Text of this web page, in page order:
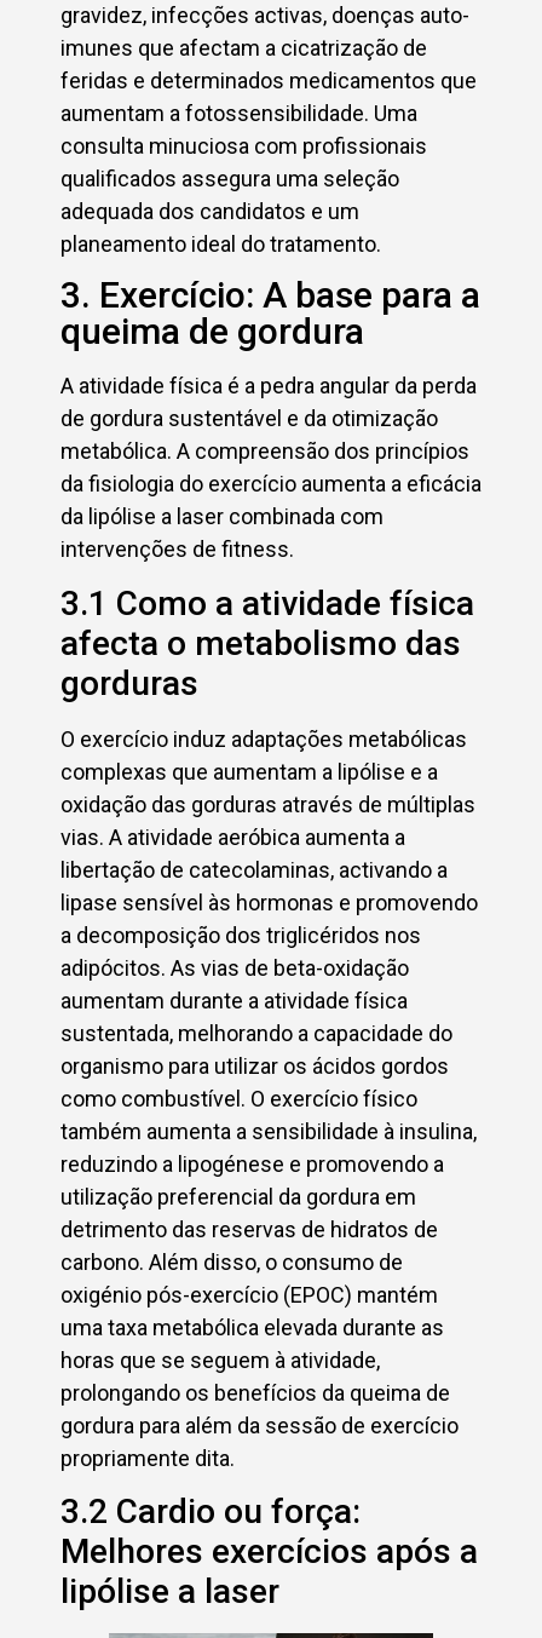
gravidez, infecções activas, doenças auto-
imunes que afectam a cicatrização de
feridas e determinados medicamentos que
aumentam a fotossensibilidade. Uma
consulta minuciosa com profissionais
qualificados assegura uma seleção
adequada dos candidatos e um
planeamento ideal do tratamento.
3. Exercício: A base para a
queima de gordura
A atividade física é a pedra angular da perda
de gordura sustentável e da otimização
metabólica. A compreensão dos princípios
da fisiologia do exercício aumenta a eficácia
da lipólise a laser combinada com
intervenções de fitness.
3.1 Como a atividade física
afecta o metabolismo das
gorduras
O exercício induz adaptações metabólicas
complexas que aumentam a lipólise e a
oxidação das gorduras através de múltiplas
vias. A atividade aeróbica aumenta a
libertação de catecolaminas, activando a
lipase sensível às hormonas e promovendo
a decomposição dos triglicéridos nos
adipócitos. As vias de beta-oxidação
aumentam durante a atividade física
sustentada, melhorando a capacidade do
organismo para utilizar os ácidos gordos
como combustível. O exercício físico
também aumenta a sensibilidade à insulina,
reduzindo a lipogénese e promovendo a
utilização preferencial da gordura em
detrimento das reservas de hidratos de
carbono. Além disso, o consumo de
oxigénio pós-exercício (EPOC) mantém
uma taxa metabólica elevada durante as
horas que se seguem à atividade,
prolongando os benefícios da queima de
gordura para além da sessão de exercício
propriamente dita.
3.2 Cardio ou força:
Melhores exercícios após a
lipólise a laser